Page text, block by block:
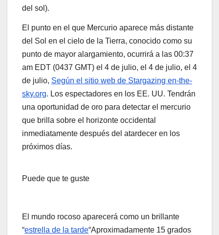
del sol).
El punto en el que Mercurio aparece más distante
del Sol en el cielo de la Tierra, conocido como su
punto de mayor alargamiento, ocurrirá a las 00:37
am EDT (0437 GMT) el 4 de julio, el 4 de julio, el 4
de julio, Según el sitio web de Stargazing en-the-
sky.org. Los espectadores en los EE. UU. Tendrán
una oportunidad de oro para detectar el mercurio
que brilla sobre el horizonte occidental
inmediatamente después del atardecer en los
próximos días.
Puede que te guste
El mundo rocoso aparecerá como un brillante
“estrella de la tarde“Aproximadamente 15 grados